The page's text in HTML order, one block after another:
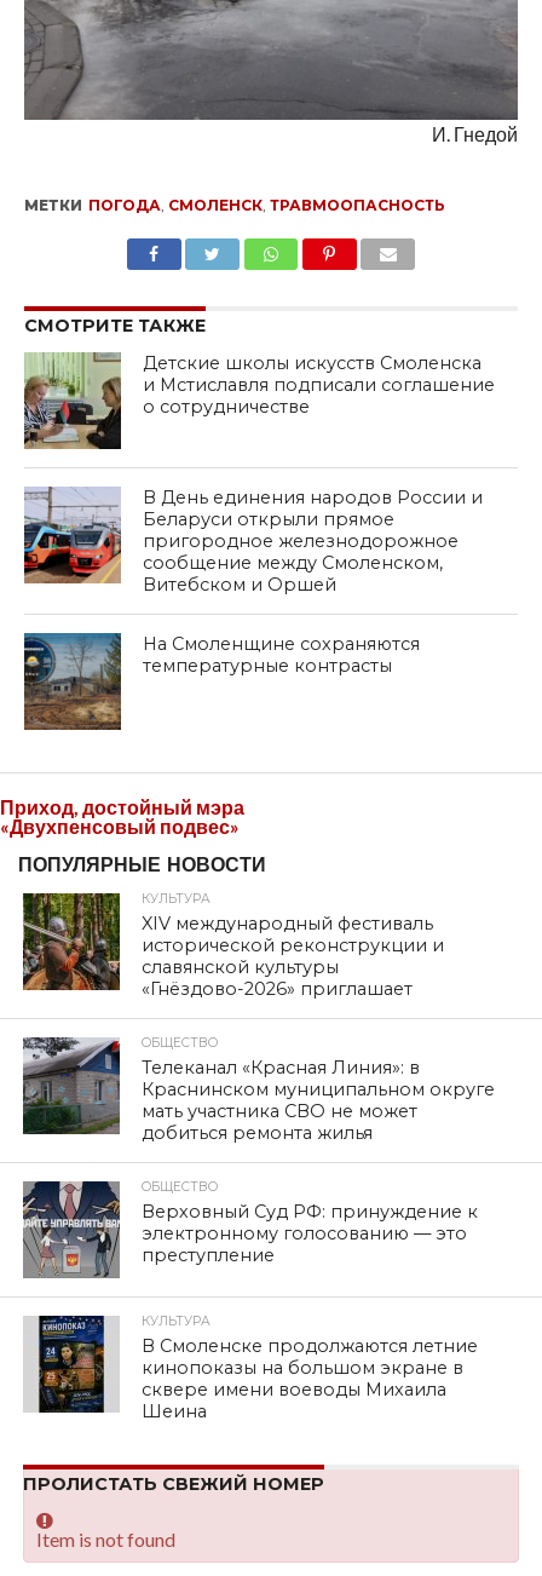
И. Гнедой
МЕТКИ ПОГОДА, СМОЛЕНСК, ТРАВМООПАСНОСТЬ
СМОТРИТЕ ТАКЖЕ
Детские школы искусств Смоленска
и Мстиславля подписали соглашение
о сотрудничестве
В День единения народов России и
Беларуси открыли прямое
пригородное железнодорожное
сообщение между Смоленском,
Витебском и Оршей
На Смоленщине сохраняются
температурные контрасты
Приход, достойный мэра
«Двухпенсовый подвес»
ПОПУЛЯРНЫЕ НОВОСТИ
КУЛЬТУРА
XIV международный фестиваль
исторической реконструкции и
славянской культуры
«Гнёздово-2026» приглашает
ОБЩЕСТВО
Телеканал «Красная Линия»: в
Краснинском муниципальном округе
мать участника СВО не может
добиться ремонта жилья
ОБЩЕСТВО
Верховный Суд РФ: принуждение к
электронному голосованию — это
преступление
КУЛЬТУРА
В Смоленске продолжаются летние
кинопоказы на большом экране в
сквере имени воеводы Михаила
Шеина
ПРОЛИСТАТЬ СВЕЖИЙ НОМЕР
Item is not found